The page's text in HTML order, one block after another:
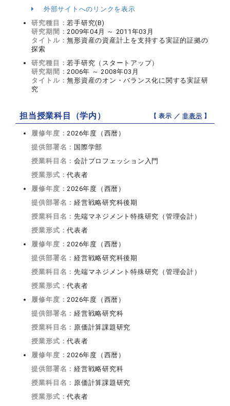
外部サイトへのリンクを表示
研究種目：若手研究(B)
研究期間：2009年04月 ～ 2011年03月
タイトル：無形資産の資産計上を支持する実証的証拠の
探索
研究種目：若手研究（スタートアップ）
研究期間：2006年 ～ 2008年03月
タイトル：無形資産のオン・バランス化に関する実証研
究
担当授業科目（学内） 【 表示 ／非表示 】
履修年度：2026年度（西暦）
提供部署名： 国際学部
授業科目名：会計プロフェッション入門
授業形式：代表者
履修年度：2026年度（西暦）
提供部署名：経営戦略研究科後期
授業科目名：先端マネジメント特殊研究（管理会計）
授業形式：代表者
履修年度：2026年度（西暦）
提供部署名：経営戦略研究科後期
授業科目名：先端マネジメント特殊研究（管理会計）
授業形式：代表者
履修年度：2026年度（西暦）
提供部署名：経営戦略研究科
授業科目名： 原価計算課題研究
授業形式：代表者
履修年度：2026年度（西暦）
提供部署名：経営戦略研究科
授業科目名： 原価計算課題研究
授業形式：代表者